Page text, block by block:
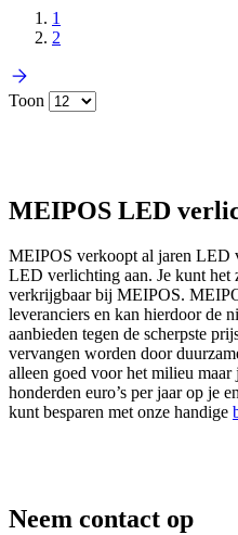
1
2
Toon
MEIPOS LED
MEIPOS verkoopt al jaren LED
LED verlichting aan. Je kunt het
verkrijgbaar bij MEIPOS.
leveranciers en kan hierdoor de
aanbieden tegen de scherpste
vervangen worden door
alleen goed voor het milieu maar
honderden euro’s per jaar op je
kunt besparen met onze handige
Neem contact op